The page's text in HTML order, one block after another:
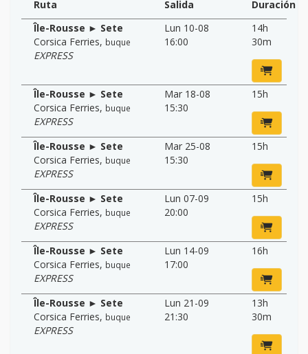
Ruta Salida
Duración
Île-Rousse ► Sete
Corsica Ferries, buque
EXPRESS
Lun 10-08
16:00
14h
30m
Île-Rousse ► Sete
Corsica Ferries, buque
EXPRESS
Mar 18-08
15:30
15h
Île-Rousse ► Sete
Corsica Ferries, buque
EXPRESS
Mar 25-08
15:30
15h
Île-Rousse ► Sete
Corsica Ferries, buque
EXPRESS
Lun 07-09
20:00
15h
Île-Rousse ► Sete
Corsica Ferries, buque
EXPRESS
Lun 14-09
17:00
16h
Île-Rousse ► Sete
Corsica Ferries, buque
EXPRESS
Lun 21-09
21:30
13h
30m